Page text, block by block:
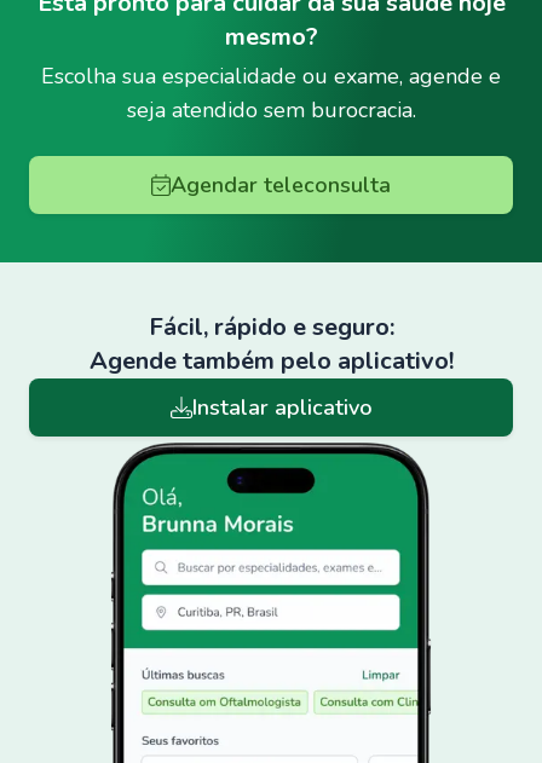
mesmo?
Escolha sua especialidade ou exame, agende e
seja atendido sem burocracia.
Agendar teleconsulta
Fácil, rápido e seguro:
Agende também pelo aplicativo!
Instalar aplicativo